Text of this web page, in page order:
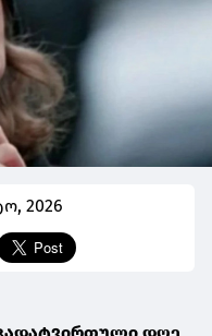
2026
დღე